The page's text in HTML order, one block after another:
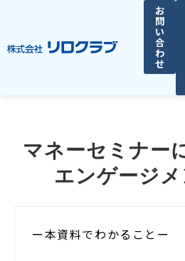
お
問
い
合
わ
せ
お役立ち資
導入事例
総務人事タイ
マネーセミナー
エンゲージ
ー本資料でわかることー